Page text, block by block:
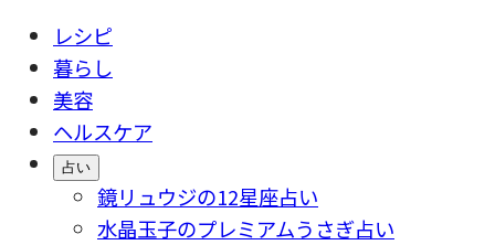
レシピ
暮らし
美容
ヘルスケア
占い
鏡リュウジの12星座占い
水晶玉子のプレミアムうさぎ占い